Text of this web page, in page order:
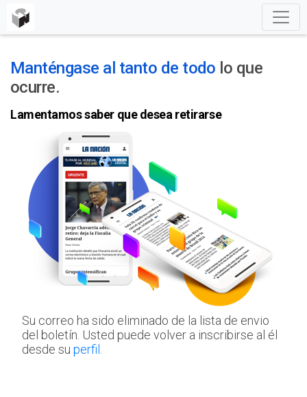
Manténgase al tanto de todo lo que
ocurre.
Lamentamos saber que desea retirarse
Su correo ha sido eliminado de la lista de envio
del boletín. Usted puede volver a inscribirse al él
desde su perfil